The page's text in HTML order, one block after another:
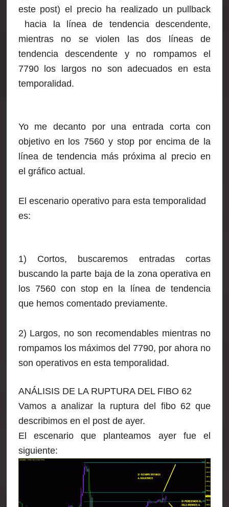
este post) el precio ha realizado un pullback
hacia la línea de tendencia descendente,
mientras no se violen las dos líneas de
tendencia descendente y no rompamos el
7790 los largos no son adecuados en esta
temporalidad.
Yo me decanto por una entrada corta con
objetivo en los 7560 y stop por encima de la
línea de tendencia más próxima al precio en
el gráfico actual.
El escenario operativo para esta temporalidad
es:
1) Cortos, buscaremos entradas cortas
buscando la parte baja de la zona operativa en
los 7560 con stop en la línea de tendencia
que hemos comentado previamente.
2) Largos, no son recomendables mientras no
rompamos los máximos del 7790, por ahora no
son operativos en esta temporalidad.
ANÁLISIS DE LA RUPTURA DEL FIBO 62
Vamos a analizar la ruptura del fibo 62 que
describimos en el post de ayer.
El escenario que planteamos ayer fue el
siguiente: